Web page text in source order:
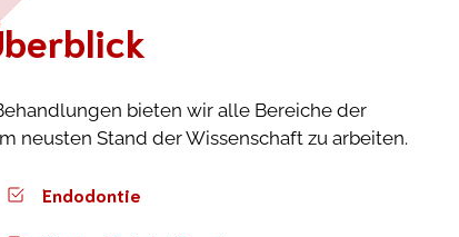
bieten wir alle Bereiche der
neusten Stand der Wissenschaft zu arbeiten.
Endodontie